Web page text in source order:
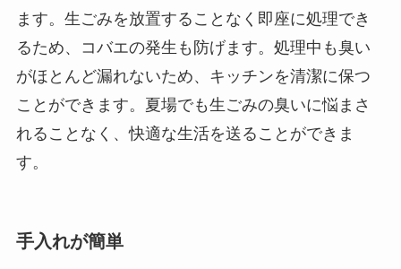
ます。生ごみを放置することなく即座に処理でき
るため、コバエの発生も防げます。処理中も臭い
がほとんど漏れないため、キッチンを清潔に保つ
ことができます。夏場でも生ごみの臭いに悩まさ
れることなく、快適な生活を送ることができま
す。
手入れが簡単